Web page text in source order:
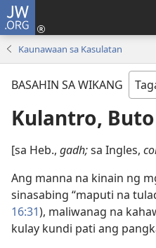
JW.ORG
Kaunawaan sa Kasulatan
BASAHIN SA WIKANG
Kulantro,
[sa Heb., gadh;sa Ingles,
Ang manna na kinain ng
sinasabing “maputi na
16:31), maliwanag na
kulay kundi pati ang